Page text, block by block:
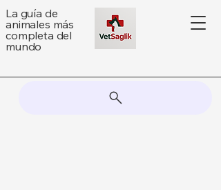
La guía de
animales más
completa del
mundo